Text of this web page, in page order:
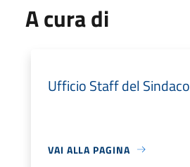
A cura di
Ufficio Staff del Sindaco
VAI ALLA PAGINA